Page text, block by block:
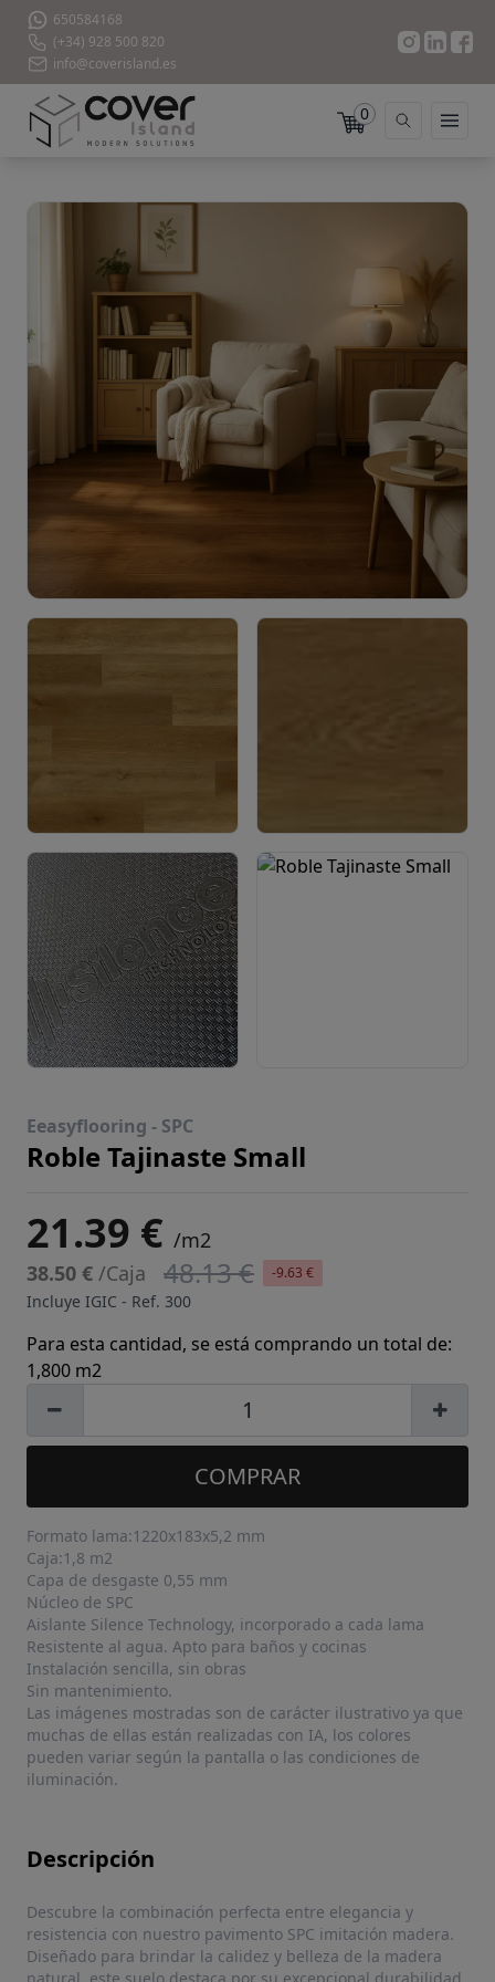
650584168
(+34) 928 500 820
info@coverisland.es
0
Eeasyflooring - SPC
Roble Tajinaste Small
21.39 € /m2
38.50 € /Caja 48.13 € -9.63 €
Incluye IGIC - Ref. 300
Para esta cantidad, se está comprando un total de:
1,800 m2
COMPRAR
Formato lama:1220x183x5,2 mm
Caja:1,8 m2
Capa de desgaste 0,55 mm
Núcleo de SPC
Aislante Silence Technology, incorporado a cada lama
Resistente al agua. Apto para baños y cocinas
Instalación sencilla, sin obras
Sin mantenimiento.
Las imágenes mostradas son de carácter ilustrativo ya que
muchas de ellas están realizadas con IA, los colores
pueden variar según la pantalla o las condiciones de
iluminación.
Descripción
Descubre la combinación perfecta entre elegancia y
resistencia con nuestro pavimento SPC imitación madera.
Diseñado para brindar la calidez y belleza de la madera